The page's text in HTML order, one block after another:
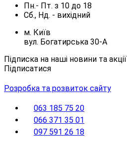
Пн.- Пт. з 10 до 18
Сб., Нд. - вихідний
м. Київ
вул. Богатирська 30-А
Підписка на наші новини та акції
Підписатися
Розробка та розвиток сайту
063 185 75 20
066 371 35 01
097 591 26 18